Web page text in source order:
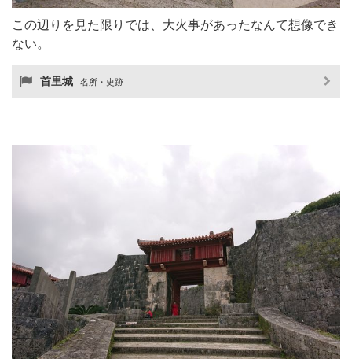
この辺りを見た限りでは、大火事があったなんて想像でき
ない。
首里城 名所・史跡